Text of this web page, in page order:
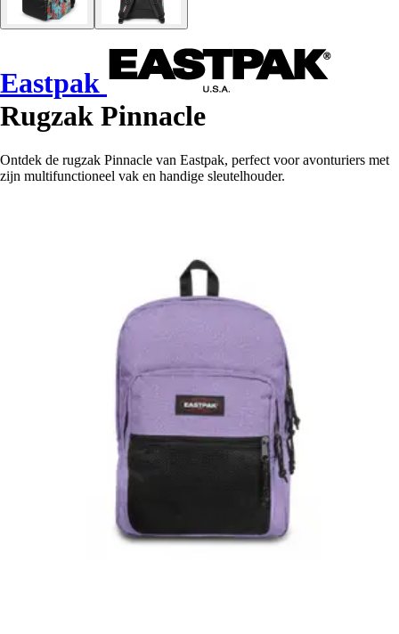
Eastpak
Rugzak Pinnacle
Ontdek de rugzak Pinnacle van Eastpak, perfect voor avonturiers met
zijn multifunctioneel vak en handige sleutelhouder.